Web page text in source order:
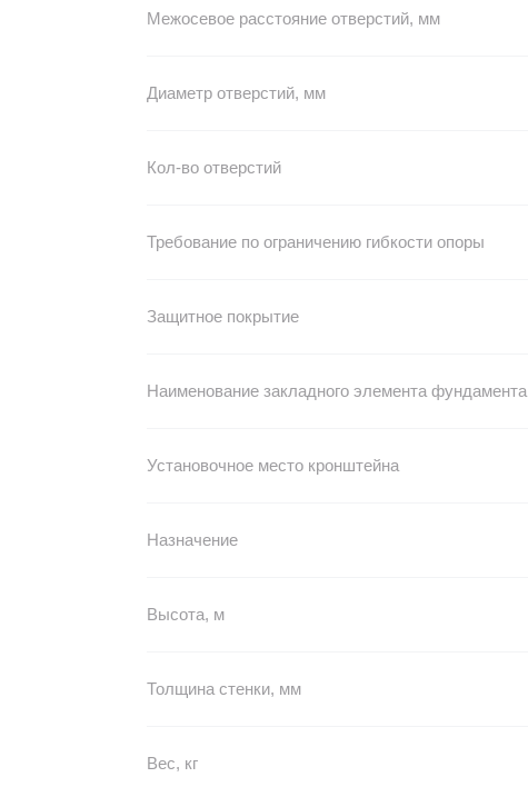
Межосевое расстояние отверстий, мм
Диаметр отверстий, мм
Кол-во отверстий
Требование по ограничению гибкости опоры
Защитное покрытие
Наименование закладного элемента фундамента
Установочное место кронштейна
Назначение
Высота, м
Толщина стенки, мм
Вес, кг